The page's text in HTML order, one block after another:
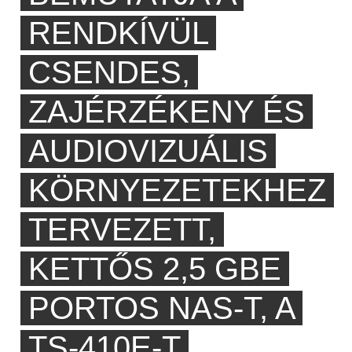
RENDKÍVÜL
CSENDES,
ZAJÉRZÉKENY ÉS
AUDIOVIZUÁLIS
KÖRNYEZETEKHEZ
TERVEZETT,
KETTŐS 2,5 GBE
PORTOS NAS-T, A